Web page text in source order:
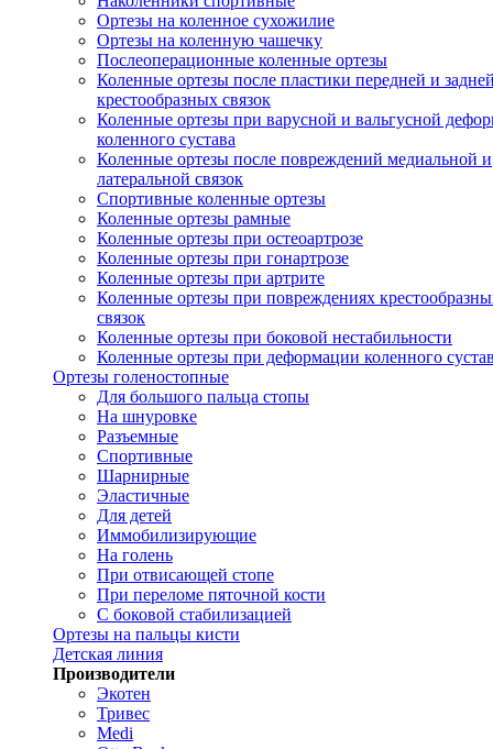
Ортезы на коленное сухожилие
Ортезы на коленную чашечку
Послеоперационные коленные ортезы
Коленные ортезы после пластики передней и
крестообразных связок
Коленные ортезы при варусной и вальгусной
коленного сустава
Коленные ортезы после повреждений медиальной и
латеральной связок
Спортивные коленные ортезы
Коленные ортезы рамные
Коленные ортезы при остеоартрозе
Коленные ортезы при гонартрозе
Коленные ортезы при артрите
Коленные ортезы при повреждениях
связок
Коленные ортезы при боковой нестабильности
Коленные ортезы при деформации коленного
Ортезы голеностопные
Для большого пальца стопы
На шнуровке
Разъемные
Спортивные
Шарнирные
Эластичные
Для детей
Иммобилизирующие
На голень
При отвисающей стопе
При переломе пяточной кости
С боковой стабилизацией
Ортезы на пальцы кисти
Детская линия
Производители
Экотен
Тривес
Medi